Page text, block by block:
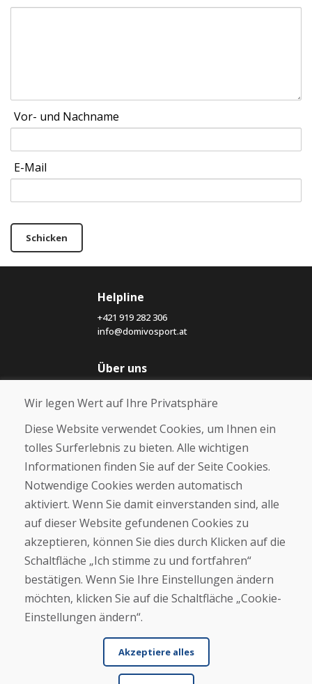
Vor- und Nachname
E-Mail
Schicken
Helpline
+421 919 282 306
info@domivosport.at
Über uns
Über uns
Kontakt
Kaufen
E-Shop
Geschäftsbedingungen
Zahlung
Beschwerde
Rückgabe und Umtausch von Waren
Cookies
Wir legen Wert auf Ihre Privatsphäre
Diese Website verwendet Cookies, um Ihnen ein
tolles Surferlebnis zu bieten. Alle wichtigen
Informationen finden Sie auf der Seite Cookies.
Notwendige Cookies werden automatisch
aktiviert. Wenn Sie damit einverstanden sind, alle
auf dieser Website gefundenen Cookies zu
akzeptieren, können Sie dies durch Klicken auf die
Schaltfläche „Ich stimme zu und fortfahren“
bestätigen. Wenn Sie Ihre Einstellungen ändern
möchten, klicken Sie auf die Schaltfläche „Cookie-
Einstellungen ändern“.
Akzeptiere alles